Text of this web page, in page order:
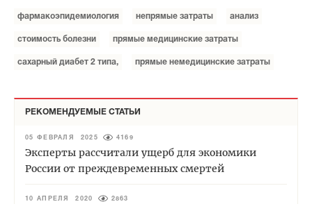
фармакоэпидемиология непрямые затраты анализ
стоимость болезни прямые медицинские затраты
сахарный диабет 2 типа, прямые немедицинские затраты
РЕКОМЕНДУЕМЫЕ СТАТЬИ
05 ФЕВРАЛЯ 2025 4169
Эксперты рассчитали ущерб для экономики
России от преждевременных смертей
10 АПРЕЛЯ 2020 2863